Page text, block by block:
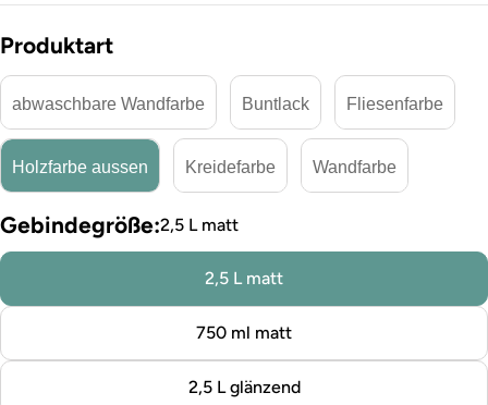
Produktart
abwaschbare Wandfarbe Buntlack Fliesenfarbe
Holzfarbe aussen Kreidefarbe Wandfarbe
Gebindegröße:2,5 L matt
2,5 L matt
750 ml matt
2,5 L glänzend